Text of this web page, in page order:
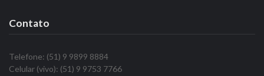
Contato
Telefone: (51) 9 9899 8884
Celular (vivo): (51) 9 9753 7766